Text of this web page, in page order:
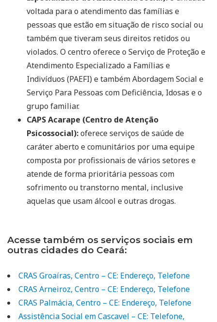
voltada para o atendimento das famílias e
pessoas que estão em situação de risco social ou
também que tiveram seus direitos retidos ou
violados. O centro oferece o Serviço de Proteção e
Atendimento Especializado a Famílias e
Indivíduos (PAEFI) e também Abordagem Social e
Serviço Para Pessoas com Deficiência, Idosas e o
grupo familiar.
CAPS Acarape (Centro de Atenção
Psicossocial):oferece serviços de saúde de
caráter aberto e comunitários por uma equipe
composta por profissionais de vários setores e
atende de forma prioritária pessoas com
sofrimento ou transtorno mental, inclusive
aquelas que usam álcool e outras drogas.
Acesse também os serviços sociais em
outras cidades do Ceará:
CRAS Groaíras, Centro – CE: Endereço, Telefone
CRAS Arneiroz, Centro – CE: Endereço, Telefone
CRAS Palmácia, Centro – CE: Endereço, Telefone
Assistência Social em Cascavel – CE: Telefone,